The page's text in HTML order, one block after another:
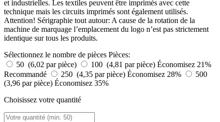
et industrielles. Les textiles peuvent être imprimés avec cette
technique mais les circuits imprimés sont également utilisés.
Attention! Sérigraphie tout autour: A cause de la rotation de la
machine de marquage l’emplacement du logo n’est pas strictement
identique sur tous les produits.
Sélectionnez le nombre de pièces Pièces:
50 (6,02 par pièce)
100 (4,81 par pièce) Économisez 21%
Recommandé
250 (4,35 par pièce) Économisez 28%
500
(3,96 par pièce) Économisez 35%
Choisissez votre quantité